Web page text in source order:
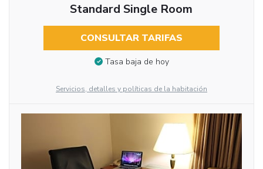
Standard Single Room
CONSULTAR TARIFAS
Tasa baja de hoy
Servicios, detalles y políticas de la habitación